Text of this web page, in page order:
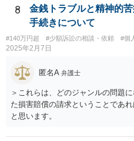
ですが、今までの弟の素行等問題
です。 【回答】おそらく、弟さん
も、兄が自分に対して法的措置を
いう「甘え」があるのだと思いま
は、「家族内の問題であるから穏
くて、一般社会の中のルールに基
守らない場合には、法的措置を講
べきであろうかと思います。もち
況ではないのかもしれませんが、
を取り付けるべきです。訴訟を提
割での返済）をすれば、その返済
で強制的に相手方から財産を取り
8
金銭トラブルと精神的
手続きについて
#140万円超 #少額訴訟の相談・依頼 #個
2025年2月7日
匿名A 弁護士
＞これらは、どのジャンルの問題
た損害賠償の請求ということであ
と思います。